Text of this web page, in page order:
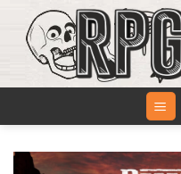
content